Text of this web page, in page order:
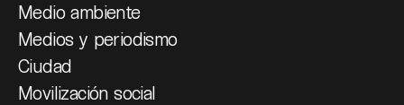
Medio ambiente
Medios y periodismo
Ciudad
Movilización social